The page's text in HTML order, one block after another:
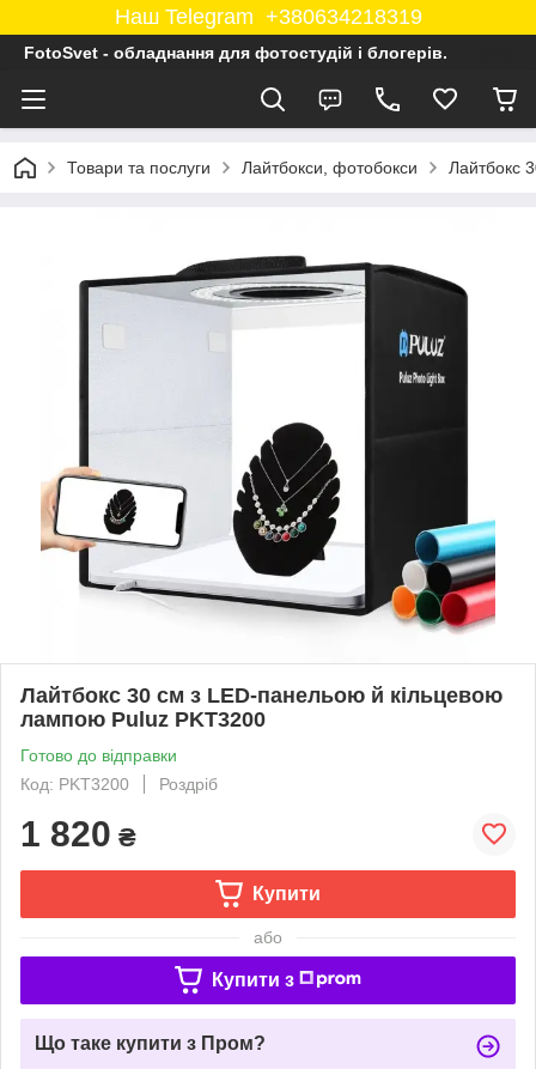
Наш Telegram +380634218319
FotoSvet - обладнання для фотостудій і блогерів.
Товари та послуги Лайтбокси, фотобокси Лайтбокс
Лайтбокс 30 см з LED-панельою й кільцевою
лампою Puluz PKT3200
Готово до відправки
Код: PKT3200
Роздріб
1 820 ₴
Купити
або
Купити з
Що таке купити з Пром?